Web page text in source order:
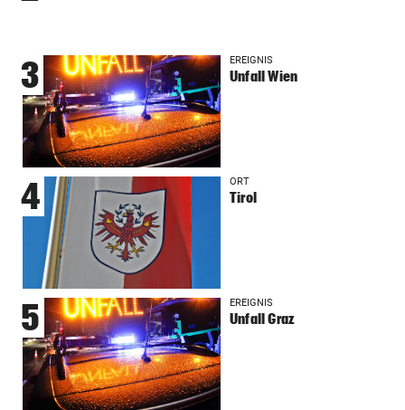
3 EREIGNIS
Unfall Wien
4 ORT
Tirol
5 EREIGNIS
Unfall Graz